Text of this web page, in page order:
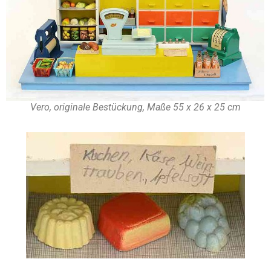
Vero, originale Bestückung, Maße 55 x 26 x 25 cm